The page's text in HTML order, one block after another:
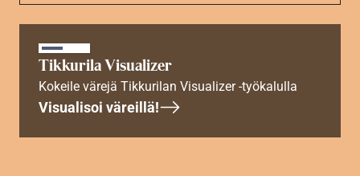
Tikkurila Visualizer
Kokeile värejä Tikkurilan Visualizer -työkalulla
Visualisoi väreillä!